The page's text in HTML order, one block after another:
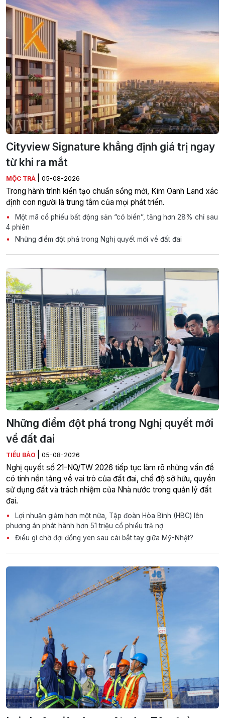
Cityview Signature khẳng định giá trị ngay
từ khi ra mắt
MỘC TRÀ 05-08-2026
Trong hành trình kiến tạo chuẩn sống mới, Kim Oanh Land xác
định con người là trung tâm của mọi phát triển.
Một mã cổ phiếu bất động sản “có biến”, tăng hơn 28% chỉ sau
4 phiên
Những điểm đột phá trong Nghị quyết mới về đất đai
Những điểm đột phá trong Nghị quyết mới
về đất đai
TIỂU BẢO 05-08-2026
Nghị quyết số 21-NQ/TW 2026 tiếp tục làm rõ những vấn đề
có tính nền tảng về vai trò của đất đai, chế độ sở hữu, quyền
sử dụng đất và trách nhiệm của Nhà nước trong quản lý đất
đai.
Lợi nhuận giảm hơn một nửa, Tập đoàn Hòa Bình (HBC) lên
phương án phát hành hơn 51 triệu cổ phiếu trả nợ
Điều gì chờ đợi đồng yen sau cái bắt tay giữa Mỹ-Nhật?